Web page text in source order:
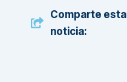
Comparte esta
noticia: